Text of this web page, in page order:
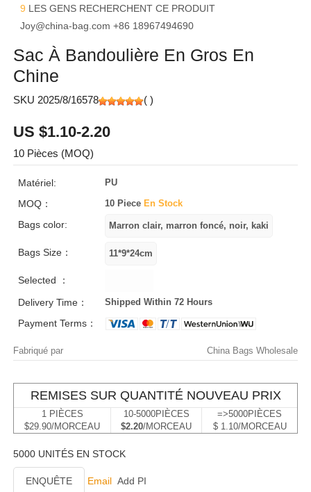
9 LES GENS RECHERCHENT CE PRODUIT
Joy@china-bag.com +86 18967494690
Sac À Bandoulière En Gros En
Chine
SKU 2025/8/16578 ( )
US $1.10-2.20
10 Pièces (MOQ)
Matériel: PU
MOQ： 10 Piece En Stock
Bags color:
Bags Size：
Selected ：
Delivery Time：
Shipped Within 72 Hours
Payment Terms：
Fabriqué par China Bags Wholesale
REMISES SUR QUANTITÉ NOUVEAU PRIX
1 PIÈCES
$29.90/MORCEAU
10-5000PIÈCES
$2.20/MORCEAU
=>5000PIÈCES
$ 1.10/MORCEAU
5000 UNITÉS EN STOCK
ENQUÊTE Email Add PI